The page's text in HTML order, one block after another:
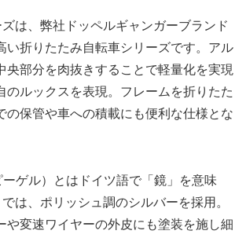
は、弊社ドッペルギャンガーブランド
い折りたたみ自転車シリーズです。アル
央部分を肉抜きすることで軽量化を実現
のルックスを表現。フレームを折りたた
の保管や車への積載にも便利な仕様とな
ゲル）とはドイツ語で「鏡」を意味
は、ポリッシュ調のシルバーを採用。
や変速ワイヤーの外皮にも塗装を施し細